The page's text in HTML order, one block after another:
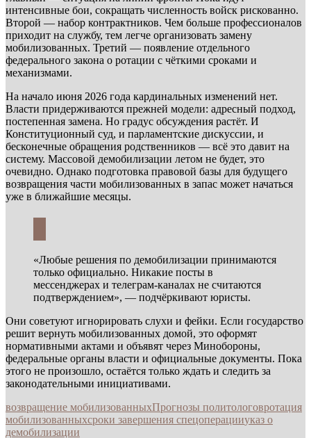
интенсивные бои, сокращать численность войск рискованно.
Второй — набор контрактников. Чем больше профессионалов
приходит на службу, тем легче организовать замену
мобилизованных. Третий — появление отдельного
федерального закона о ротации с чёткими сроками и
механизмами.
На начало июня 2026 года кардинальных изменений нет.
Власти придерживаются прежней модели: адресный подход,
постепенная замена. Но градус обсуждения растёт. И
Конституционный суд, и парламентские дискуссии, и
бесконечные обращения родственников — всё это давит на
систему. Массовой демобилизации летом не будет, это
очевидно. Однако подготовка правовой базы для будущего
возвращения части мобилизованных в запас может начаться
уже в ближайшие месяцы.
«Любые решения по демобилизации принимаются
только официально. Никакие посты в
мессенджерах и телеграм-каналах не считаются
подтверждением», — подчёркивают юристы.
Они советуют игнорировать слухи и фейки. Если государство
решит вернуть мобилизованных домой, это оформят
нормативными актами и объявят через Минобороны,
федеральные органы власти и официальные документы. Пока
этого не произошло, остаётся только ждать и следить за
законодательными инициативами.
возвращение мобилизованныхПрогнозы политологовротация
мобилизованныхсроки завершения спецоперацииуказ о
демобилизации